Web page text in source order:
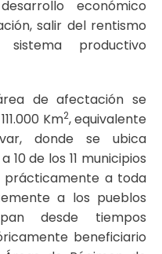
económico
salir del rentismo
productivo
de afectación se
Km2, equivalente
donde se ubica
de los 11 municipios
prácticamente a toda
a los pueblos
desde tiempos
beneficiario